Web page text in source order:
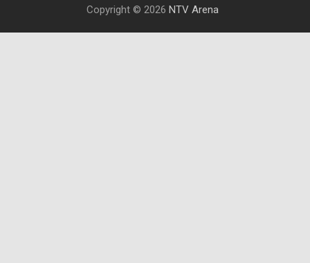
Copyright © 2026 NTV Arena